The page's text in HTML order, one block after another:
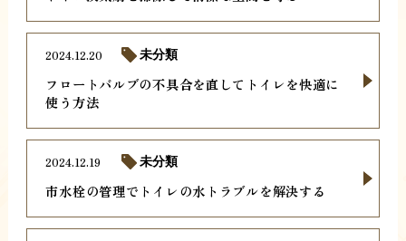
フロートバルブの不具合を直してトイレを快適に
使う方法
2024.12.20 未分類
市水栓の管理でトイレの水トラブルを解決する
2024.12.19 未分類